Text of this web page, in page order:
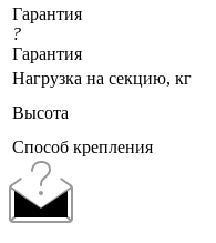
Гарантия
?
Гарантия
Нагрузка на секцию, кг
Высота
Cпособ крепления